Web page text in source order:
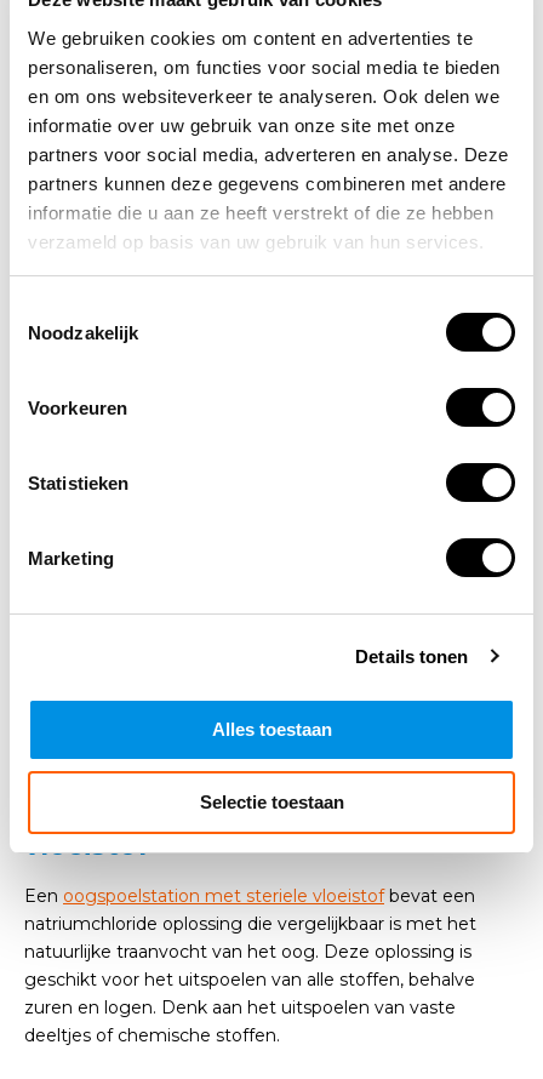
We gebruiken cookies om content en advertenties te
personaliseren, om functies voor social media te bieden
en om ons websiteverkeer te analyseren. Ook delen we
informatie over uw gebruik van onze site met onze
partners voor social media, adverteren en analyse. Deze
partners kunnen deze gegevens combineren met andere
informatie die u aan ze heeft verstrekt of die ze hebben
verzameld op basis van uw gebruik van hun services.
Noodzakelijk
Voorkeuren
Statistieken
Marketing
Details tonen
Alles toestaan
Selectie toestaan
idee dat dit nodig is. Neem geen risico’s.
Welke oogspoelstations zijn er?
We hebben net al even verschillende soorten
oogspoelstations genoemd. Er zijn vaste
oogspoelstations, deze zijn aangesloten op de
waterleiding. Mobiele / stand alone oogspoelstations zijn
er in verschillende soorten.
aanschaffen van een oogspoelstation is of je gaat voor
flessen met een PH-neutrale vloeistof of met een steriele
een oogspoelstation met van beide flessen één
Oogspoelstation met PH neutrale
oogspoelstation met een PH neutrale vloeistofbevat
een vloeistof met natrium (zout) oplossing. Dit maakt
gebruiken. Pijn zul je waarschijnlijk absoluut hebben, maar
oogspoeling is geschikt voor gebruik bij letsel veroorzaakt
Oogspoelstation met steriele
vloeistof
Een oogspoelstation met steriele vloeistofbevat een
natriumchloride oplossing die vergelijkbaar is met het
natuurlijke traanvocht van het oog. Deze oplossing is
geschikt voor het uitspoelen van alle stoffen, behalve
zuren en logen. Denk aan het uitspoelen van vaste
deeltjes of chemische stoffen.